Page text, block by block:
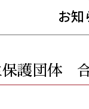
お知
護団体 合